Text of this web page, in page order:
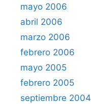
mayo 2006
abril 2006
marzo 2006
febrero 2006
mayo 2005
febrero 2005
septiembre 2004